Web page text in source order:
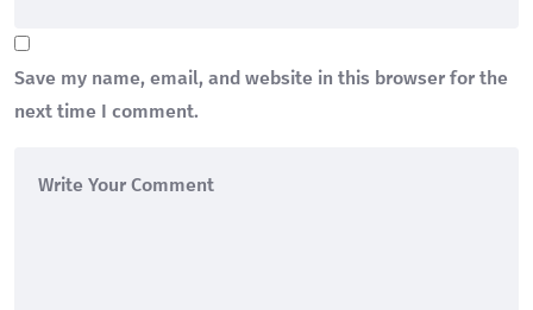
Save my name, email, and website in this browser for the
next time I comment.